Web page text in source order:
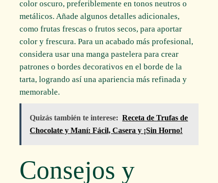
color oscuro, preferiblemente en tonos neutros o
metálicos. Añade algunos detalles adicionales,
como frutas frescas o frutos secos, para aportar
color y frescura. Para un acabado más profesional,
considera usar una manga pastelera para crear
patrones o bordes decorativos en el borde de la
tarta, logrando así una apariencia más refinada y
memorable.
Quizás también te interese: Receta de Trufas de
Chocolate y Maní: Fácil, Casera y ¡Sin Horno!
Consejos y